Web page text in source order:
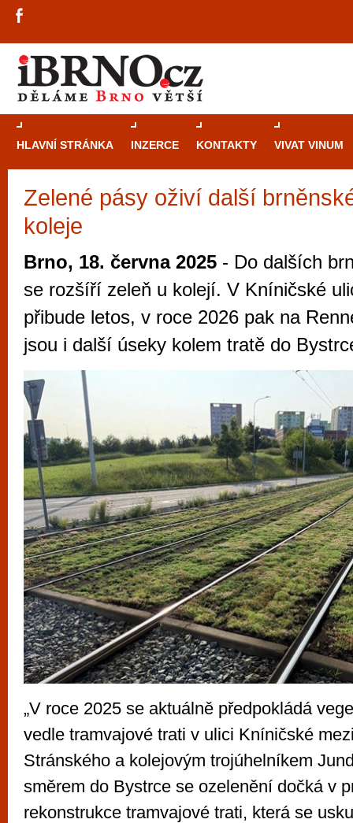
HLAVNÍ STRÁNKA INZERCE KONTAKTY VIVAT VINUM
Zelené pásy oživí další
koleje
Brno, 18. června 2025 - Do dalších
se rozšíří zeleň u kolejí. V Kníničské
přibude letos, v roce 2026 pak na
jsou i další úseky kolem tratě do
„V roce 2025 se aktuálně předpokládá
vedle tramvajové trati v ulici Kníničské
Stránského a kolejovým trojúhelníkem
směrem do Bystrce se ozelenění dočká v
rekonstrukce tramvajové trati, která se
Průvodce
Brno je
zajímavé
restaurace,
Mimo jiné je ale také místem, kde si
vyzkoušet různé kasinové hry. V
metropoli naleznete širokou nabídku her
po moderní automaty jak pro pravidelné
příležitostné hráče. V...